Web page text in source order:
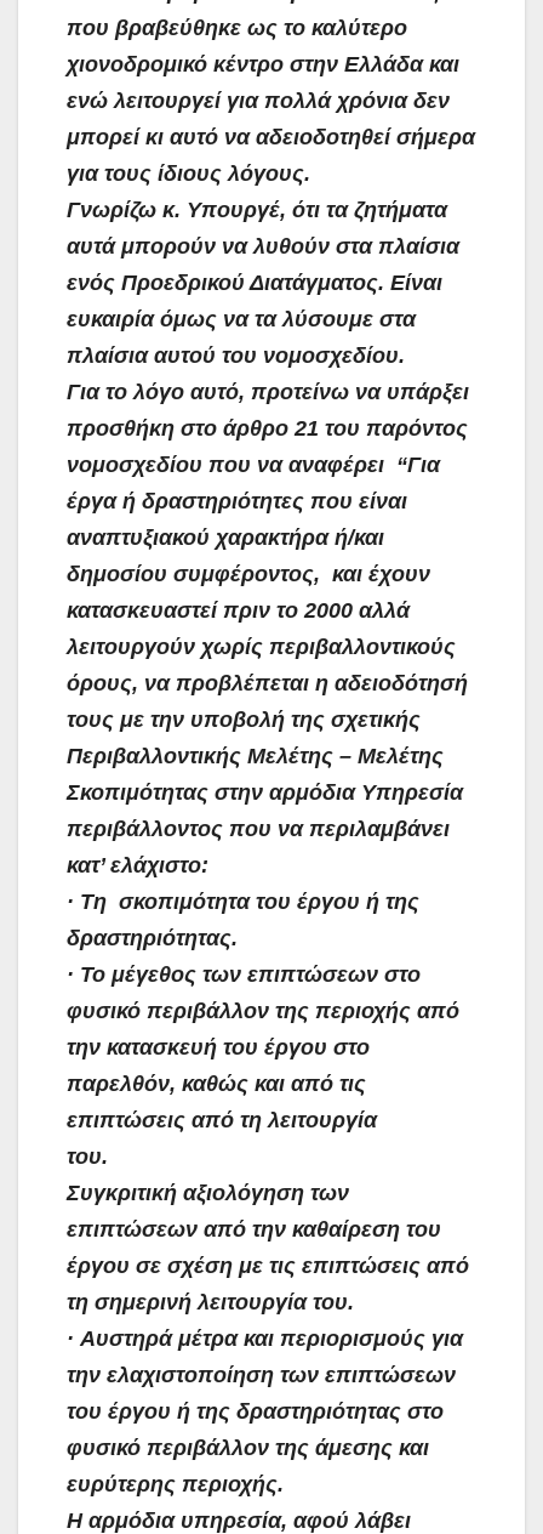
που βραβεύθηκε ως το καλύτερο
χιονοδρομικό κέντρο στην Ελλάδα και
ενώ λειτουργεί για πολλά χρόνια δεν
μπορεί κι αυτό να αδειοδοτηθεί σήμερα
για τους ίδιους λόγους.
Γνωρίζω κ. Υπουργέ, ότι τα ζητήματα
αυτά μπορούν να λυθούν στα πλαίσια
ενός Προεδρικού Διατάγματος. Είναι
ευκαιρία όμως να τα λύσουμε στα
πλαίσια αυτού του νομοσχεδίου.
Για το λόγο αυτό, προτείνω να υπάρξει
προσθήκη στο άρθρο 21 του παρόντος
νομοσχεδίου που να αναφέρει “Για
έργα ή δραστηριότητες που είναι
αναπτυξιακού χαρακτήρα ή/και
δημοσίου συμφέροντος, και έχουν
κατασκευαστεί πριν το 2000 αλλά
λειτουργούν χωρίς περιβαλλοντικούς
όρους, να προβλέπεται η αδειοδότησή
τους με την υποβολή της σχετικής
Περιβαλλοντικής Μελέτης – Μελέτης
Σκοπιμότητας στην αρμόδια Υπηρεσία
περιβάλλοντος που να περιλαμβάνει
κατ’ ελάχιστο:
· Τη σκοπιμότητα του έργου ή της
δραστηριότητας.
· Το μέγεθος των επιπτώσεων στο
φυσικό περιβάλλον της περιοχής από
την κατασκευή του έργου στο
παρελθόν, καθώς και από τις
επιπτώσεις από τη λειτουργία
του.
Συγκριτική αξιολόγηση των
επιπτώσεων από την καθαίρεση του
έργου σε σχέση με τις επιπτώσεις από
τη σημερινή λειτουργία του.
· Αυστηρά μέτρα και περιορισμούς για
την ελαχιστοποίηση των επιπτώσεων
του έργου ή της δραστηριότητας στο
φυσικό περιβάλλον της άμεσης και
ευρύτερης περιοχής.
Η αρμόδια υπηρεσία, αφού λάβει